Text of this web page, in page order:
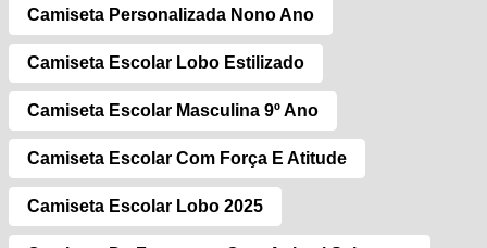
Camiseta Personalizada Nono Ano
Camiseta Escolar Lobo Estilizado
Camiseta Escolar Masculina 9º Ano
Camiseta Escolar Com Força E Atitude
Camiseta Escolar Lobo 2025